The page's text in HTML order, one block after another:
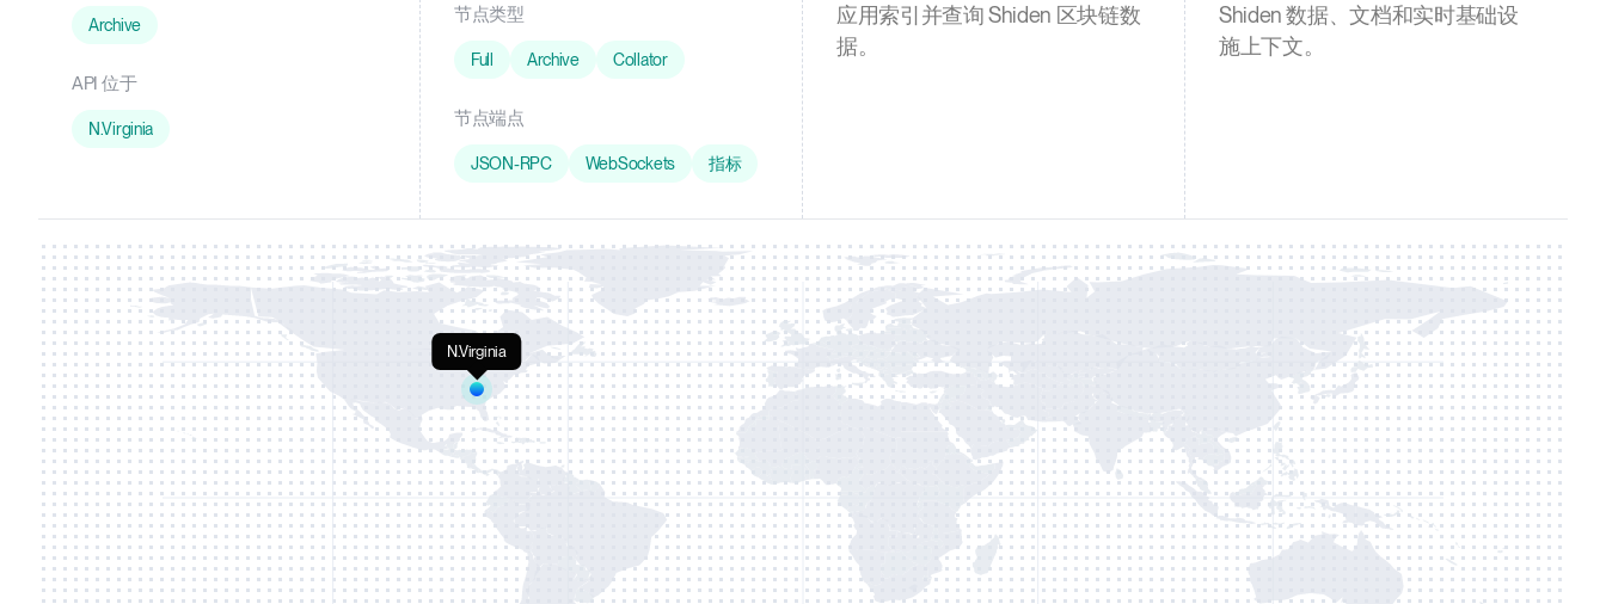
Archive
API 位于
N.Virginia
节点类型
Full Archive Collator
节点端点
JSON-RPC WebSockets 指标
应用索引并查询 Shiden 区块链数
据。
Shiden 数据、文档和实时基础设
施上下文。
N.Virginia